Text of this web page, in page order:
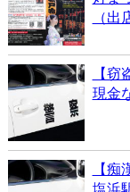
（出
【
現金
【痴
塩浜